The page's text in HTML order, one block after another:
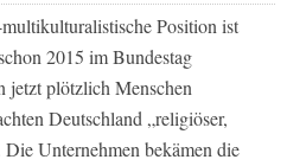
Position ist
2015 im Bundestag
jetzt plötzlich Menschen
Deutschland „religiöser,
Unternehmen bekämen die